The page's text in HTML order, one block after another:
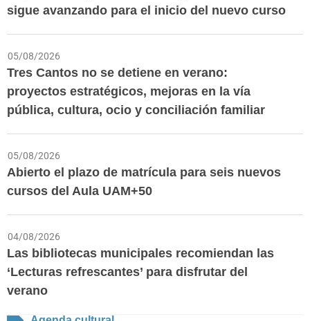
sigue avanzando para el inicio del nuevo curso
05/08/2026
Tres Cantos no se detiene en verano:
proyectos estratégicos, mejoras en la vía
pública, cultura, ocio y conciliación familiar
05/08/2026
Abierto el plazo de matrícula para seis nuevos
cursos del Aula UAM+50
04/08/2026
Las bibliotecas municipales recomiendan las
‘Lecturas refrescantes’ para disfrutar del
verano